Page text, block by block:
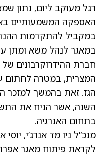
רגל מעוקב ליום, נתון
האספקה המשמעותיים
במקביל להתקדמות
במאגר לנהל משא ומתן
חברת ההידרוקרבונים
המצרית, במטרה לחתום
הגז. זאת בהמשך למזכר
השנה, אשר הניח את
בתחום האנרגיה.
מנכ”ל ניו מד אנרג’י,
לקראת פיתוח מאגר